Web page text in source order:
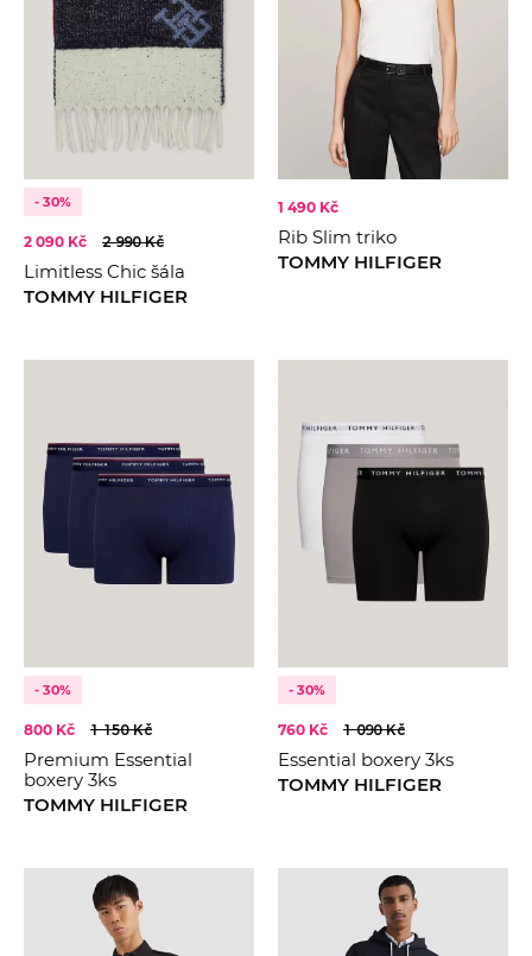
- 30%
2 090 Kč 2 990 Kč
Limitless Chic šála
TOMMY HILFIGER
1 490 Kč
Rib Slim triko
TOMMY HILFIGER
- 30%
800 Kč 1 150 Kč
Premium Essential
boxery 3ks
TOMMY HILFIGER
- 30%
760 Kč 1 090 Kč
Essential boxery 3ks
TOMMY HILFIGER